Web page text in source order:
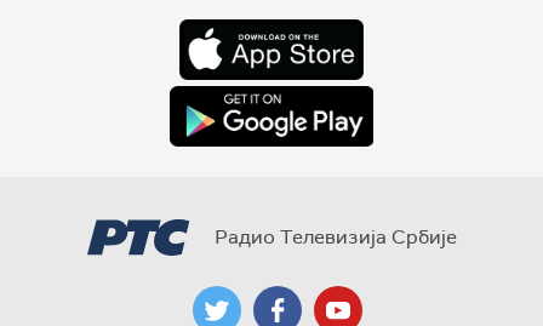
Радио Телевизија Србије